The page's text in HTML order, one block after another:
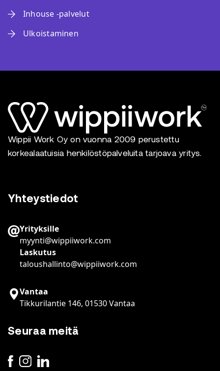
Inhouse -palvelut
Ulkoistaminen
Wippii Work Oy on vuonna 2009 perustettu
korkealaatuisia henkilöstöpalveluita tarjoava yritys.
Yhteystiedot
Yrityksille
myynti@wippiiwork.com
Laskutus
taloushallinto@wippiiwork.com
Vantaa
Tikkurilantie 146, 01530 Vantaa
Seuraa meitä